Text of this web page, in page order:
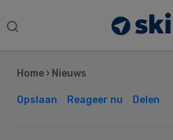
Search
Home › Nieuws
Opslaan Reageer nu Delen
Sidebar